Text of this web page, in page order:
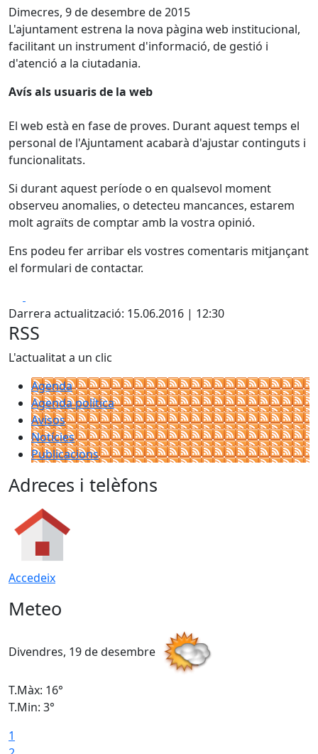
Dimecres, 9 de desembre de 2015
L'ajuntament estrena la nova pàgina web institucional,
facilitant un instrument d'informació, de gestió i
d'atenció a la ciutadania.
Avís als usuaris de la web
El web està en fase de proves. Durant aquest temps el
personal de l'Ajuntament acabarà d'ajustar continguts i
funcionalitats.
Si durant aquest període o en qualsevol moment
observeu anomalies, o detecteu mancances, estarem
molt agraïts de comptar amb la vostra opinió.
Ens podeu fer arribar els vostres comentaris mitjançant
el formulari de contactar.
Darrera actualització: 15.06.2016 | 12:30
RSS
L'actualitat a un clic
Agenda
Agenda política
Avisos
Notícies
Publicacions
Adreces i telèfons
Accedeix
Meteo
Divendres, 19 de desembre
T.Màx: 16°
T.Min: 3°
1